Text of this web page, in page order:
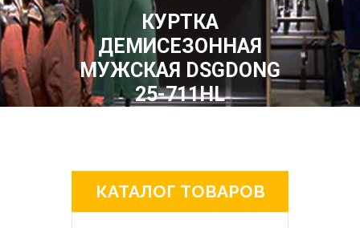
КУРТКА
ДЕМИСЕЗОННАЯ
МУЖСКАЯ DSGDONG
25-711HL
КАТАЛОГ ТОВАРОВ